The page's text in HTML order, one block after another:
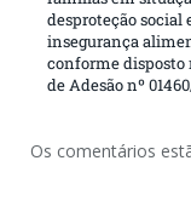
desproteção social
insegurança
conforme disposto
de Adesão nº
Os comentários